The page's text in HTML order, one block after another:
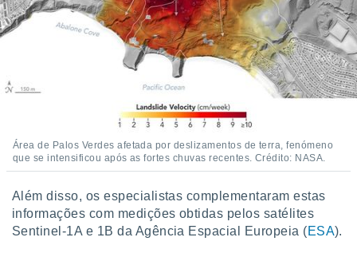
utilizar
criar
medir
medir o
dos
os
Área de Palos Verdes afetada por deslizamentos de terra, fenómeno
que se intensificou após as fortes chuvas recentes. Crédito: NASA.
Além disso, os especialistas complementaram estas
informações com medições obtidas pelos satélites
Sentinel-1A e 1B da Agência Espacial Europeia (ESA).